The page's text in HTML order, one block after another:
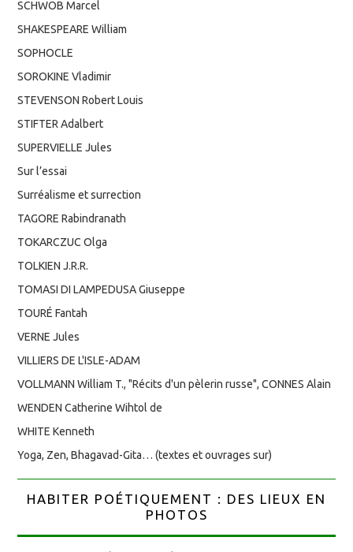
SCHWOB Marcel
SHAKESPEARE William
SOPHOCLE
SOROKINE Vladimir
STEVENSON Robert Louis
STIFTER Adalbert
SUPERVIELLE Jules
Sur l’essai
Surréalisme et surrection
TAGORE Rabindranath
TOKARCZUC Olga
TOLKIEN J.R.R.
TOMASI DI LAMPEDUSA Giuseppe
TOURÉ Fantah
VERNE Jules
VILLIERS DE L'ISLE-ADAM
VOLLMANN William T., "Récits d'un pèlerin russe", CONNES Alain
WENDEN Catherine Wihtol de
WHITE Kenneth
Yoga, Zen, Bhagavad-Gita… (textes et ouvrages sur)
HABITER POÉTIQUEMENT : DES LIEUX EN
PHOTOS